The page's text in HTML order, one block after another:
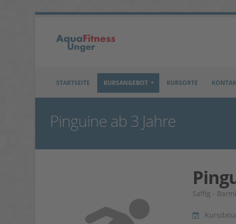
STARTSEITE KURSANGEBOT KURSORTE
Pinguine ab 3 Jahre
Saffig -